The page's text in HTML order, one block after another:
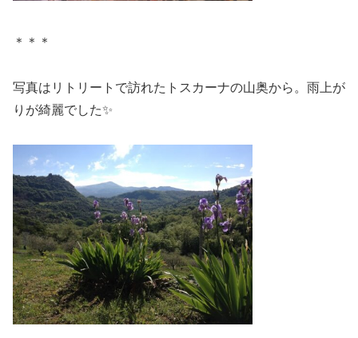
＊＊＊
写真はリトリートで訪れたトスカーナの山奥から。雨上が
りが綺麗でした✨